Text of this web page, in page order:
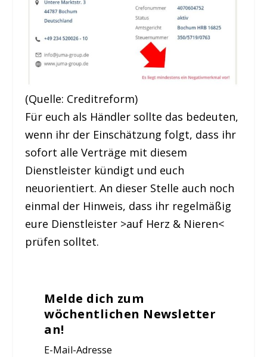
(Quelle: Creditreform)
Für euch als Händler sollte das bedeuten,
wenn ihr der Einschätzung folgt, dass ihr
sofort alle Verträge mit diesem
Dienstleister kündigt und euch
neuorientiert. An dieser Stelle auch noch
einmal der Hinweis, dass ihr regelmäßig
eure Dienstleister >auf Herz & Nieren<
prüfen solltet.
Melde dich zum
wöchentlichen Newsletter
an!
E-Mail-Adresse